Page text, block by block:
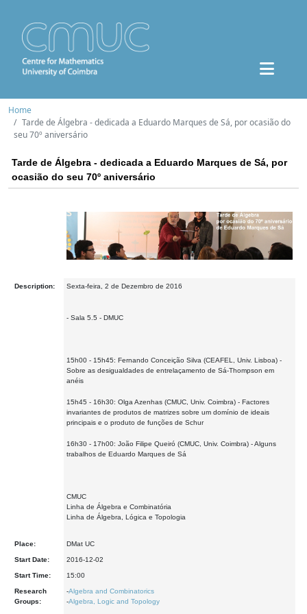
Home
Tarde de Álgebra - dedicada a Eduardo Marques de Sá, por ocasião do
seu 70º aniversário
Tarde de Álgebra - dedicada a Eduardo Marques de Sá, por
ocasião do seu 70º aniversário
Description: Sexta-feira, 2 de Dezembro de 2016
- Sala 5.5 - DMUC
15h00 - 15h45: Fernando Conceição Silva (CEAFEL, Univ. Lisboa) -
Sobre as desigualdades de entrelaçamento de Sá-Thompson em
anéis
15h45 - 16h30: Olga Azenhas (CMUC, Univ. Coimbra) - Factores
invariantes de produtos de matrizes sobre um domínio de ideais
principais e o produto de funções de Schur
16h30 - 17h00: João Filipe Queiró (CMUC, Univ. Coimbra) - Alguns
trabalhos de Eduardo Marques de Sá
CMUC
Linha de Álgebra e Combinatória
Linha de Álgebra, Lógica e Topologia
Place: DMat UC
Start Date: 2016-12-02
Start Time: 15:00
Research
Groups:
-Algebra and Combinatorics
-Algebra, Logic and Topology